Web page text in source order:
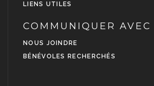
LIENS UTILES
COMMUNIQUER AVEC
NOUS JOINDRE
BÉNÉVOLES RECHERCHÉS